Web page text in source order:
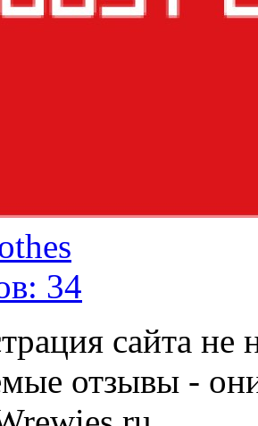
34
сайта не
отзывы -